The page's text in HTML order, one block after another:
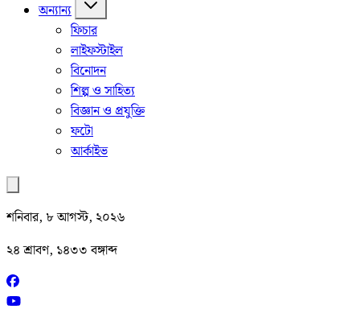
অন্যান্য
ফিচার
লাইফস্টাইল
বিনোদন
শিল্প ও সাহিত্য
বিজ্ঞান ও প্রযুক্তি
ফটো
আর্কাইভ
শনিবার, ৮ আগস্ট, ২০২৬
২৪ শ্রাবণ, ১৪৩৩ বঙ্গাব্দ